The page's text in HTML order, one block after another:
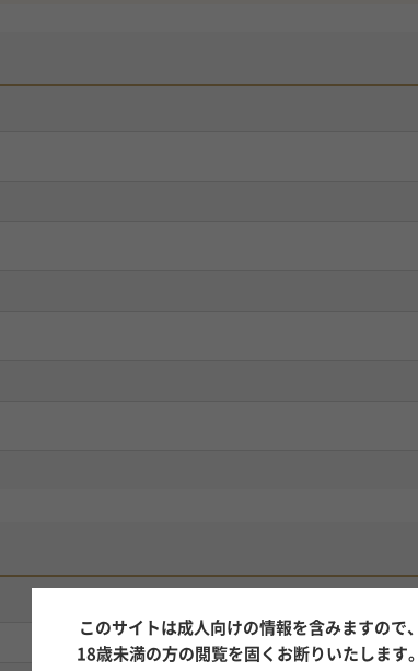
このサイトは成人向けの情報を含みますので、
18歳未満の方の閲覧を固くお断りいたします。